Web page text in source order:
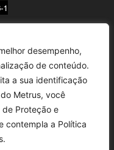
desempenho,
de conteúdo.
a sua identificação
Metrus, você
Proteção e
contempla a Política